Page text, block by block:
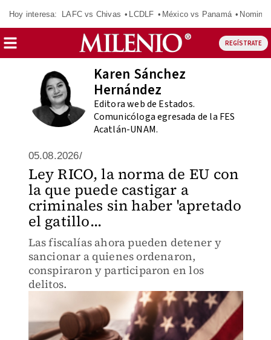
Hoy interesa: LAFC vs Chivas LCDLF México vs Panamá
REGÍSTRATE
Karen Sánchez
Hernández
Editora web de Estados.
Comunicóloga egresada de la FES
Acatlán-UNAM.
05.08.2026/
Ley RICO, la norma de EU con
la que puede castigar a
criminales sin haber 'apretado
el gatillo...
Las fiscalías ahora pueden detener y
sancionar a quienes ordenaron,
conspiraron y participaron en los
delitos.